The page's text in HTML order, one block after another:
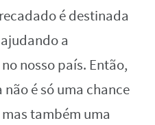
é destinada
a
nosso país. Então,
é só uma chance
também uma